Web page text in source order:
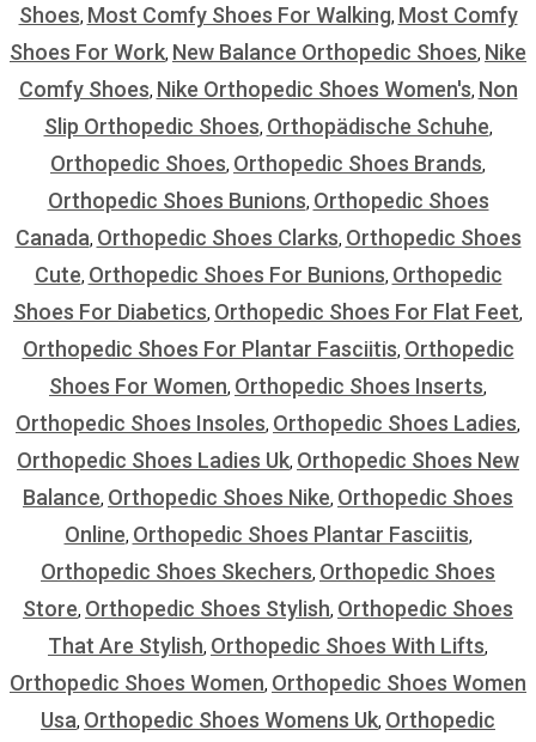
Shoes, Most Comfy Shoes For Walking, Most Comfy
Shoes For Work, New Balance Orthopedic Shoes, Nike
Comfy Shoes, Nike Orthopedic Shoes Women's, Non
Slip Orthopedic Shoes, Orthopädische Schuhe,
Orthopedic Shoes, Orthopedic Shoes Brands,
Orthopedic Shoes Bunions, Orthopedic Shoes
Canada, Orthopedic Shoes Clarks, Orthopedic Shoes
Cute, Orthopedic Shoes For Bunions, Orthopedic
Shoes For Diabetics, Orthopedic Shoes For Flat Feet,
Orthopedic Shoes For Plantar Fasciitis, Orthopedic
Shoes For Women, Orthopedic Shoes Inserts,
Orthopedic Shoes Insoles, Orthopedic Shoes Ladies,
Orthopedic Shoes Ladies Uk, Orthopedic Shoes New
Balance, Orthopedic Shoes Nike, Orthopedic Shoes
Online, Orthopedic Shoes Plantar Fasciitis,
Orthopedic Shoes Skechers, Orthopedic Shoes
Store, Orthopedic Shoes Stylish, Orthopedic Shoes
That Are Stylish, Orthopedic Shoes With Lifts,
Orthopedic Shoes Women, Orthopedic Shoes Women
Usa, Orthopedic Shoes Womens Uk, Orthopedic